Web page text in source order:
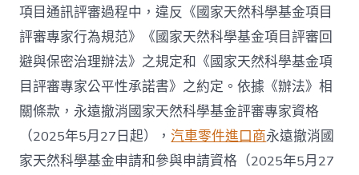
項目通訊評審過程中，違反《國家天然科學基金項目
評審專家行為規范》《國家天然科學基金項目評審回
避與保密治理辦法》之規定和《國家天然科學基金項
目評審專家公平性承諾書》之約定。依據《辦法》相
關條款，永遠撤消國家天然科學基金評審專家資格
（2025年5月27日起），汽車零件進口商永遠撤消國
家天然科學基金申請和參與申請資格（2025年5月27